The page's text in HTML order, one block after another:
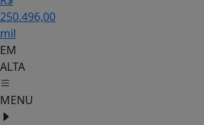
250.496,00
mil
EM
ALTA
MENU